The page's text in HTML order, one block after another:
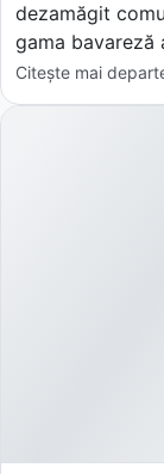
dezamăgit
gama
Citește mai